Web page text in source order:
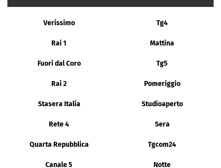
Verissimo Tg4
Rai 1 Mattina
Fuori dal Coro Tg5
Rai 2 Pomeriggio
Stasera Italia Studioaperto
Rete 4 Sera
Quarta Repubblica Tgcom24
Canale 5 Notte